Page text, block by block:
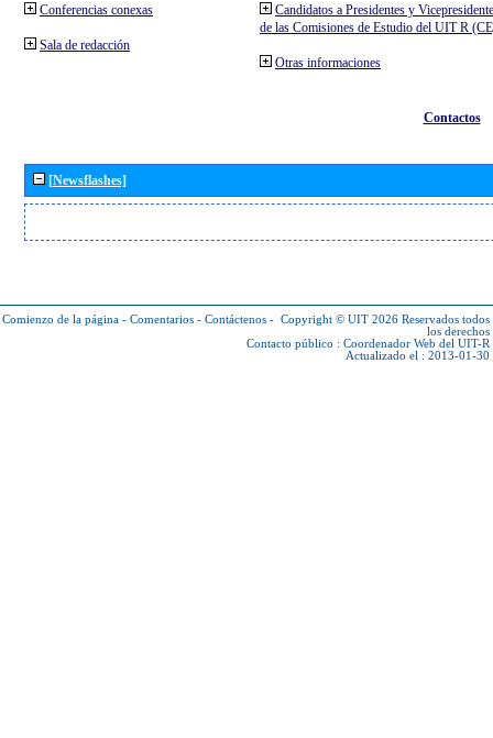
Conferencias conexas
Sala de redacción
Candidatos a Presidentes y
de las Comisiones de Estudio del UIT R
Otras informaciones
Contactos
[Newsflashes]
Comienzo de la página - Comentarios - Contáctenos - Copyright © UIT 2026 Reservados todos
los derechos
Contacto público : Coordenador Web del UIT-R
Actualizado el : 2013-01-30